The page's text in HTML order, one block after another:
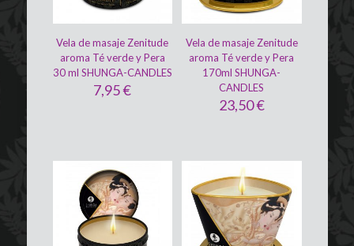
Vela de masaje Zenitude
aroma Té verde y Pera
30 ml SHUNGA-CANDLES
7,95€
Vela de masaje Zenitude
aroma Té verde y Pera
170ml SHUNGA-
CANDLES
23,50€